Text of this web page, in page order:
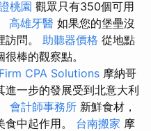
桃園 觀眾只有350個可用
高雄牙醫 如果您的堡壘沒
問。 助聽器價格 從地點
棒的觀察點。
CPA Solutions 摩納哥
進一步的發展受到北意大利
會計師事務所 新鮮食材，
中起作用。 台南搬家 摩